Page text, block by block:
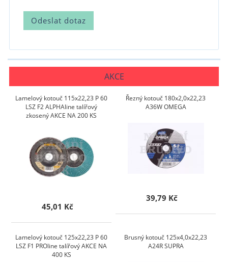
AKCE
Lamelový kotouč 115x22,23 P 60
LSZ F2 ALPHAline talířový
zkosený AKCE NA 200 KS
45,01 Kč
Řezný kotouč 180x2,0x22,23
A36W OMEGA
39,79 Kč
Lamelový kotouč 125x22,23 P 60
LSZ F1 PROline talířový AKCE NA
400 KS
Brusný kotouč 125x4,0x22,23
A24R SUPRA